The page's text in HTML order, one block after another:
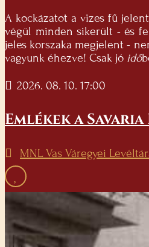
A kockázatot a vizes fű
végül minden sikerült - és
jeles korszaka megjelent -
vagyunk éhezve! Csak jó idő
2026. 08. 10. 17:00
Emlékek a
MNL Vas Váregyei